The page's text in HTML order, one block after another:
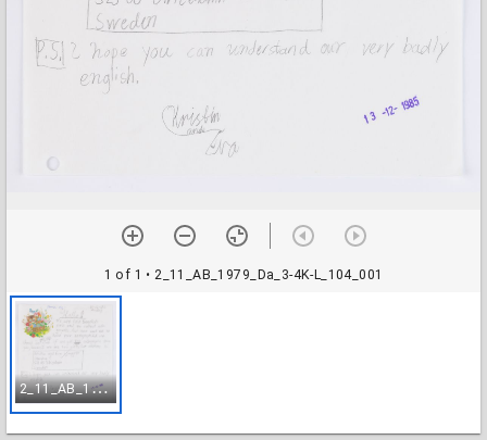
1 of 1 • 2_11_AB_1979_Da_3-4K-L_104_001
2
_11_AB_1979_Da_3-4K-L_104_001